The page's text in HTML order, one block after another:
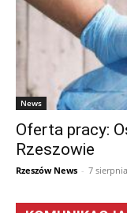
News
Oferta pracy:
Rzeszowie
Rzeszów News - 7